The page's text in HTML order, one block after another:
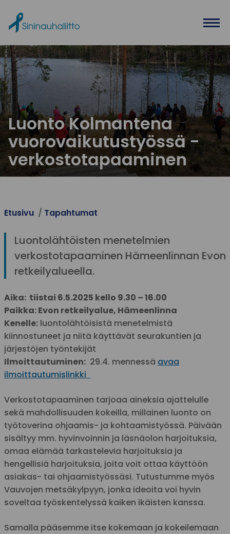
Luonto Kolmantena
vuorovaikutustyössä -
verkostotapaaminen
Etusivu Tapahtumat
Luontolähtöisten menetelmien
verkostotapaaminen Hämeenlinnan Evon
retkeilyalueella.
Aika: tiistai 6.5.2025 kello 9.30 – 16.00
Paikka: Evon retkeilyalue, Hämeenlinna
Kenelle: luontolähtöisistä menetelmistä
kiinnostuneet ja niitä käyttävät seurakuntien ja
järjestöjen työntekijät
Ilmoittautuminen: 29.4. mennessä avaa
ilmoittautumislinkki
Verkostotapaaminen tarjoaa aineksia ajattelulle
sekä mahdollisuuden kokeilla, millainen luonto on
työtoverina ohjaamis- ja kohtaamistyössä. Päivään
sisältyy mm. hyvinvoinnin ja läsnäolon harjoituksia,
omaa elämää tarkastelevia harjoituksia ja
hengellisiä harjoituksia, joita voit ottaa käyttöön
asiakas- tai ohjaamistyössäsi. Tutustumme myös
Vauvojen metsäkylpyyn, jonka ideoita voi hyvin
soveltaa työskentelyssä kaiken ikäisten kanssa.
Samalla pääsemme itse kokemaan ja kokeilemaan